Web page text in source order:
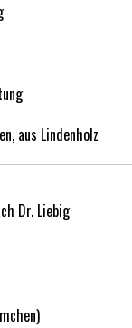
aus Lindenholz
Dr. Liebig